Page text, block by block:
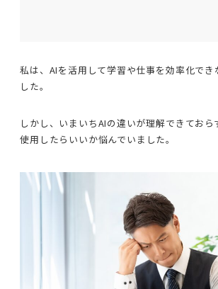
私は、AIを活用して学習や仕事を効率化でき
した。
しかし、いまいちAIの違いが理解できておら
使用したらいいか悩んでいました。